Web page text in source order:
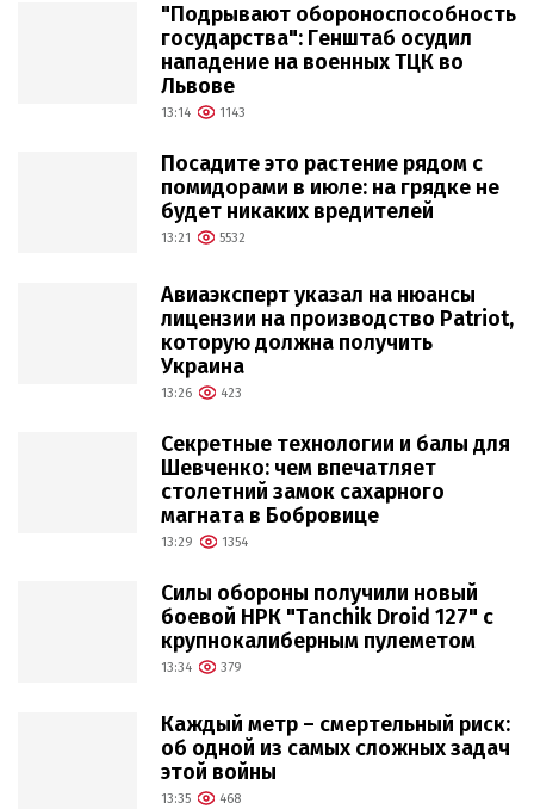
"Подрывают обороноспособность
государства": Генштаб осудил
нападение на военных ТЦК во
Львове
13:14 1143
Посадите это растение рядом с
помидорами в июле: на грядке не
будет никаких вредителей
13:21 5532
Авиаэксперт указал на нюансы
лицензии на производство Patriot,
которую должна получить
Украина
13:26 423
Секретные технологии и балы для
Шевченко: чем впечатляет
столетний замок сахарного
магната в Бобровице
13:29 1354
Силы обороны получили новый
боевой НРК "Tanchik Droid 127" с
крупнокалиберным пулеметом
13:34 379
Каждый метр – смертельный риск:
об одной из самых сложных задач
этой войны
13:35 468